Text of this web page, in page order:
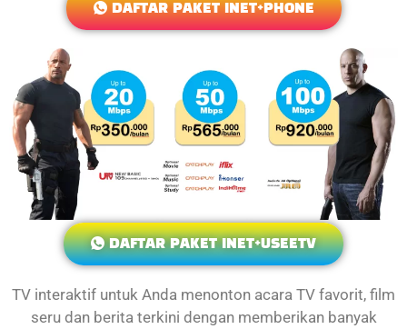
DAFTAR PAKET INET+PHONE
DAFTAR PAKET INET+USEETV
TV interaktif untuk Anda menonton acara TV favorit, film
seru dan berita terkini dengan memberikan banyak